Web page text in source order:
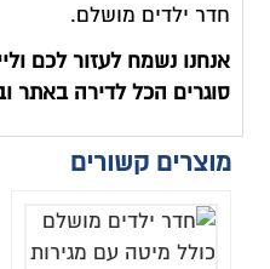
חדר ילדים מושלם.
אנחנו נשמח לעזור לכם
סוגרים הכל לדירה באתר
מוצרים קשורים